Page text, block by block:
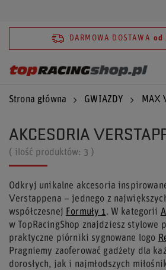
DARMOWA DOSTAWA od
Strona główna GWIAZDY MAX
AKCESORIA
( ilość produktów: 3 )
Odkryj unikalne akcesoria
Verstappena – jednego z
współczesnej Formuły 1. W kategorii
w TopRacingShop znajdziesz stylowe
praktyczne piórniki sygnowane logo
Pragniemy zaoferować gadżety dla
dorosłych, jak i najmłodszych